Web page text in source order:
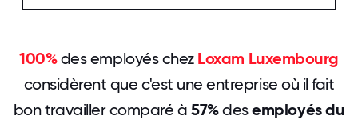
100%des employés chez Loxam Luxembourg
considèrent que c'est une entreprise où il fait
bon travailler comparé à57%desemployés du